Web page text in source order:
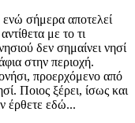
ενώ σήμερα αποτελεί
με το τι
δεν σημαίνει νησί
στην περιοχή.
προερχόμενο από
Ποιος ξέρει, ίσως και
έρθετε εδώ...